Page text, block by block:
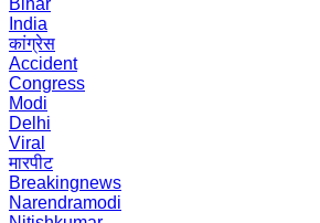
Bihar
India
कांग्रेस
Accident
Congress
Modi
Delhi
Viral
मारपीट
Breakingnews
Narendramodi